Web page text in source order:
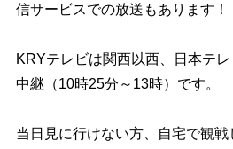
信サービスでの放送もあります！
KRYテレビは関西以西、日本テ
中継（10時25分～13時）です。
当日見に行けない方、自宅で観